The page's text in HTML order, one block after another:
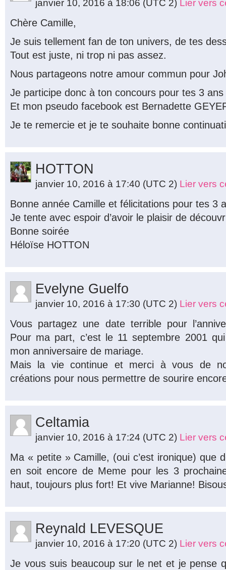
janvier 10, 2016 à 18:06 (UTC 2) Lier vers
Chère Camille,
Je suis tellement fan de ton univers, de tes
Tout est juste, ni trop ni pas assez.
Nous partageons notre amour commun pour
Je participe donc à ton concours pour tes 3
Et mon pseudo facebook est Bernadette
Je te remercie et je te souhaite bonne
HOTTON
janvier 10, 2016 à 17:40 (UTC 2) Lier vers
Bonne année Camille et félicitations pour tes 3
Je tente avec espoir d’avoir le plaisir de
Bonne soirée
Héloïse HOTTON
Evelyne Guelfo
janvier 10, 2016 à 17:30 (UTC 2) Lier vers
Vous partagez une date terrible pour
Pour ma part, c’est le 11 septembre 2001
mon anniversaire de mariage.
Mais la vie continue et merci à vous de
créations pour nous permettre de sourire
Celtamia
janvier 10, 2016 à 17:24 (UTC 2) Lier vers
Ma « petite » Camille, (oui c’est ironique) que
en soit encore de Meme pour les 3
haut, toujours plus fort! Et vive Marianne!
Reynald LEVESQUE
janvier 10, 2016 à 17:20 (UTC 2) Lier vers
Je vous suis beaucoup sur le net et je pense